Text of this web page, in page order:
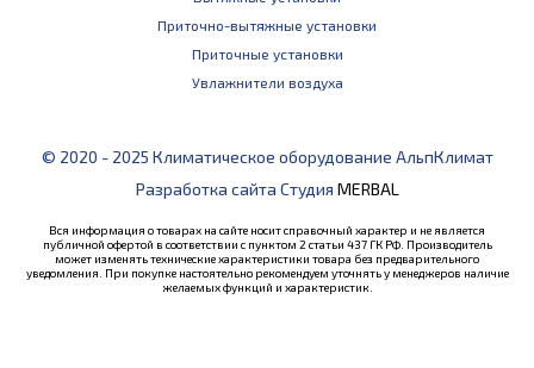
Приточно-вытяжные установки
Приточные установки
Увлажнители воздуха
© 2020 - 2025 Климатическое оборудование АльпКлимат
Разработка сайта Студия MERBAL
Вся информация о товарах на сайте носит справочный характер и не является
публичной офертой в соответствии с пунктом 2 статьи 437 ГК РФ. Производитель
может изменять технические характеристики товара без предварительного
уведомления. При покупке настоятельно рекомендуем уточнять у менеджеров наличие
желаемых функций и характеристик.